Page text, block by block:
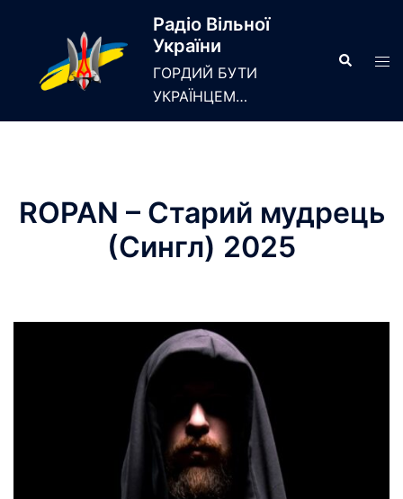
Радіо Вільної
України
ГОРДИЙ БУТИ
УКРАЇНЦЕМ…
Search
ROPAN – Старий мудрець
(Сингл) 2025